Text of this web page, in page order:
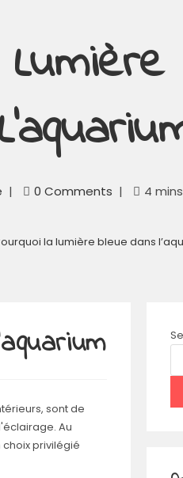
0 Comments 4
la lumière bleue dans
sont de
Au
privilégié